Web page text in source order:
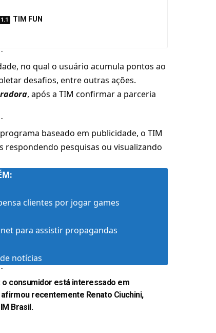
TIM FUN
no qual o usuário acumula pontos ao
desafios, entre outras ações.
,após a TIM confirmar a parceria
baseado em publicidade, o TIM
respondendo pesquisas ou visualizando
clientes por jogar games
para assistir propagandas
notícias
consumidor está interessado em
recentemente Renato Ciuchini,
Brasil.